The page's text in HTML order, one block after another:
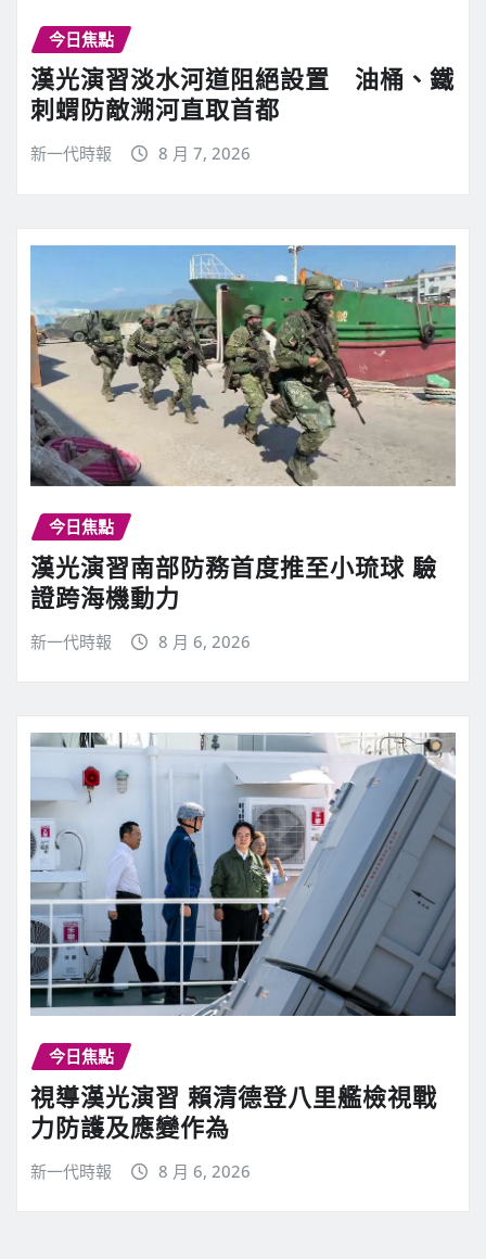
今日焦點
漢光演習淡水河道阻絕設置 油桶、鐵
刺蝟防敵溯河直取首都
新一代時報 8 月 7, 2026
今日焦點
漢光演習南部防務首度推至小琉球 驗
證跨海機動力
新一代時報 8 月 6, 2026
今日焦點
視導漢光演習 賴清德登八里艦檢視戰
力防護及應變作為
新一代時報 8 月 6, 2026